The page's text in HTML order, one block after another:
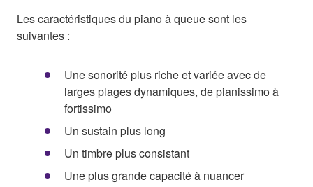
Les caractéristiques du piano à queue sont les
suivantes :
Une sonorité plus riche et variée avec de
larges plages dynamiques, de pianissimo à
fortissimo
Un sustain plus long
Un timbre plus consistant
Une plus grande capacité à nuancer